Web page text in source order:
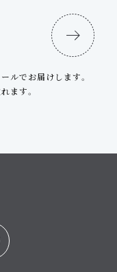
ルでお届けします。
ます。